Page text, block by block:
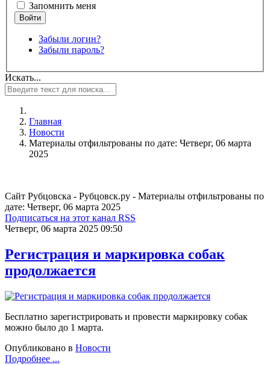
Запомнить меня
Забыли логин?
Забыли пароль?
Искать...
Главная
Новости
Материалы отфильтрованы по дате: Четверг, 06 марта
2025
Сайт Рубцовска - Рубцовск.ру - Материалы отфильтрованы по
дате: Четверг, 06 марта 2025
Подписаться на этот канал RSS
Четверг, 06 марта 2025 09:50
Регистрация и маркировка собак
продолжается
Бесплатно зарегистрировать и провести маркировку собак
можно было до 1 марта.
Опубликовано в Новости
Подробнее ...